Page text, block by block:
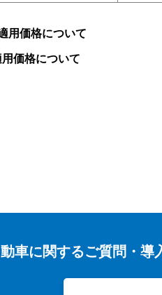
用価格について
価格について
車に関するご質問・導